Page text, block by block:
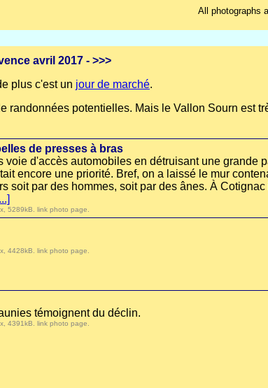
All photographs
avril 2017 - >>>
plus c'est un jour de marché.
potentielles. Mais le Vallon Sourn est
de presses à bras
d'accès automobiles en détruisant une grande
encore une priorité. Bref, on a laissé le mur
soit par des hommes, soit par des ânes. À
5289kB. link photo page
4428kB. link photo page
témoignent du déclin.
4391kB. link photo page